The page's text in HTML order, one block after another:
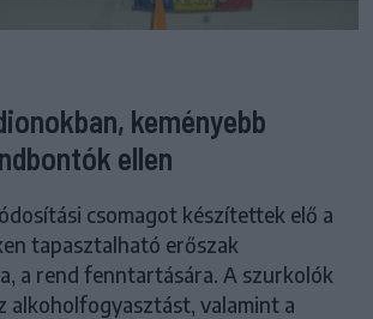
keményebb
ellen
csomagot készítettek elő a
tapasztalható erőszak
a rend fenntartására. A szurkolók
alkoholfogyasztást, valamint a